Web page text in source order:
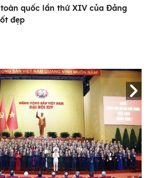
quốc lần thứ XIV của Đảng
đẹp